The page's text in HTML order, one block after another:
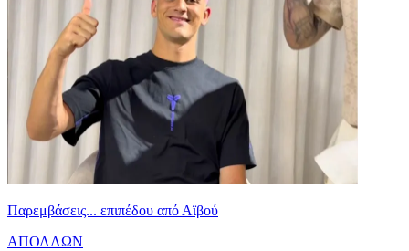
Παρεμβάσεις... επιπέδου από Αϊβού
ΑΠΟΛΛΩΝ